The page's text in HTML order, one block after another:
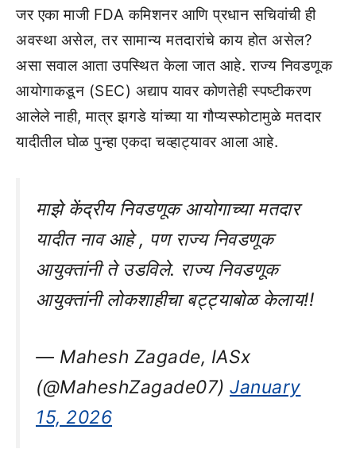
जर एका माजी FDA कमिशनर आणि प्रधान सचिवांची ही
अवस्था असेल, तर सामान्य मतदारांचे काय होत असेल?
असा सवाल आता उपस्थित केला जात आहे. राज्य निवडणूक
आयोगाकडून (SEC) अद्याप यावर कोणतेही स्पष्टीकरण
आलेले नाही, मात्र झगडे यांच्या या गौप्यस्फोटामुळे मतदार
यादीतील घोळ पुन्हा एकदा चव्हाट्यावर आला आहे.
माझे केंद्रीय निवडणूक आयोगाच्या मतदार
यादीत नाव आहे , पण राज्य निवडणूक
आयुक्तांनी ते उडविले. राज्य निवडणूक
आयुक्तांनी लोकशाहीचा बट्ट्याबोळ केलाय!!
— Mahesh Zagade, IASx
(@MaheshZagade07) January
15, 2026